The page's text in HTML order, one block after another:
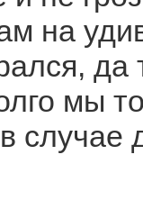
на
да
мы